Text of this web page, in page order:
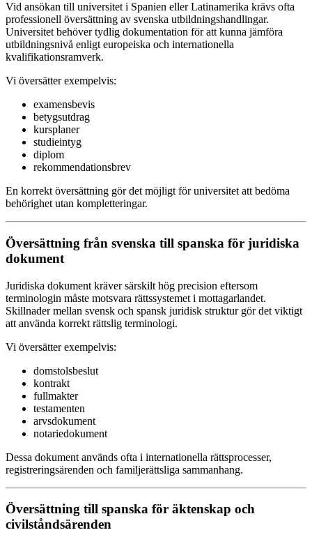
Vid ansökan till universitet i Spanien eller Latinamerika krävs ofta
professionell översättning av svenska utbildningshandlingar.
Universitet behöver tydlig dokumentation för att kunna jämföra
utbildningsnivå enligt europeiska och internationella
kvalifikationsramverk.
Vi översätter exempelvis:
examensbevis
betygsutdrag
kursplaner
studieintyg
diplom
rekommendationsbrev
En korrekt översättning gör det möjligt för universitet att bedöma
behörighet utan kompletteringar.
Översättning från svenska till spanska för juridiska
dokument
Juridiska dokument kräver särskilt hög precision eftersom
terminologin måste motsvara rättssystemet i mottagarlandet.
Skillnader mellan svensk och spansk juridisk struktur gör det viktigt
att använda korrekt rättslig terminologi.
Vi översätter exempelvis:
domstolsbeslut
kontrakt
fullmakter
testamenten
arvsdokument
notariedokument
Dessa dokument används ofta i internationella rättsprocesser,
registreringsärenden och familjerättsliga sammanhang.
Översättning till spanska för äktenskap och
civilståndsärenden